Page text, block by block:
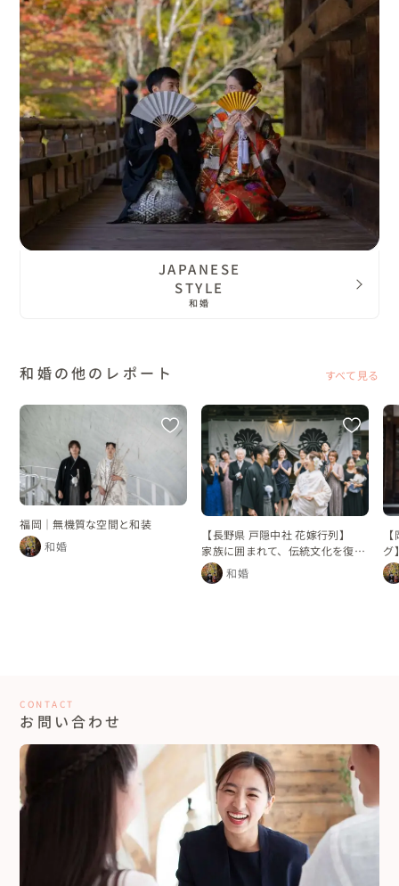
JAPANESE
STYLE
和婚
和婚の他のレポート すべて見る
福岡｜無機質な空間と和装
和婚
【長野県 戸隠中社 花嫁行列】
家族に囲まれて、伝統文化を復活
させた花嫁行列
和婚
グ
れ
CONTACT
お問い合わせ